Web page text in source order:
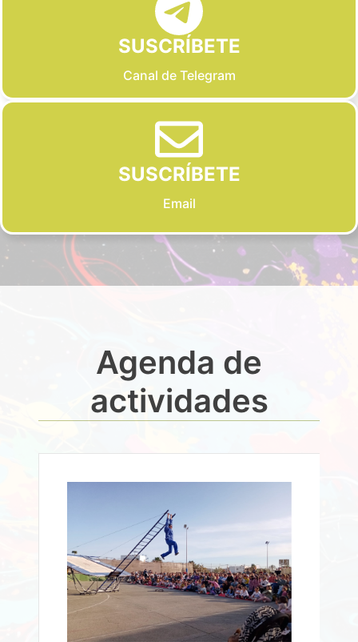
SUSCRÍBETE
Canal de Telegram
SUSCRÍBETE
Email
Agenda de
actividades